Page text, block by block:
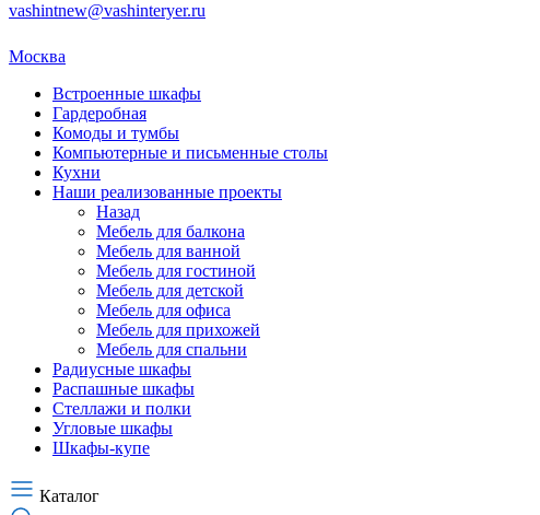
vashintnew@vashinteryer.ru
Москва
Встроенные шкафы
Гардеробная
Комоды и тумбы
Компьютерные и письменные столы
Кухни
Наши реализованные проекты
Назад
Мебель для балкона
Мебель для ванной
Мебель для гостиной
Мебель для детской
Мебель для офиса
Мебель для прихожей
Мебель для спальни
Радиусные шкафы
Распашные шкафы
Стеллажи и полки
Угловые шкафы
Шкафы-купе
Каталог